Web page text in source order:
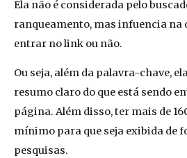
Ela não é considerada pelo
ranqueamento, mas infuencia na
entrar no link ou não.
Ou seja, além da palavra-chave,
resumo claro do que está sendo
página. Além disso, ter mais de
mínimo para que seja exibida de
pesquisas.